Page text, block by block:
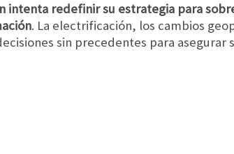
intenta redefinir su estrategia para
. La electrificación, los cambios
sin precedentes para asegurar